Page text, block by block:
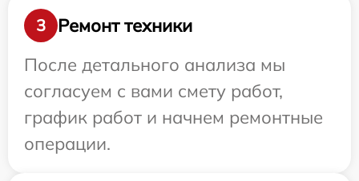
3
Ремонт техники
После детального анализа мы
согласуем с вами смету работ,
график работ и начнем ремонтные
операции.